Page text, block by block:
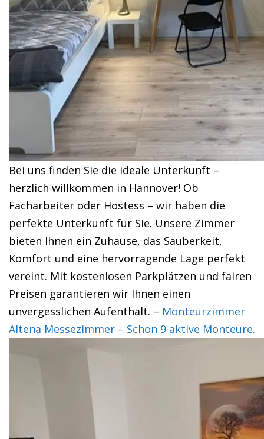
Bei uns finden Sie die ideale Unterkunft –
herzlich willkommen in Hannover! Ob
Facharbeiter oder Hostess – wir haben die
perfekte Unterkunft für Sie. Unsere Zimmer
bieten Ihnen ein Zuhause, das Sauberkeit,
Komfort und eine hervorragende Lage perfekt
vereint. Mit kostenlosen Parkplätzen und fairen
Preisen garantieren wir Ihnen einen
unvergesslichen Aufenthalt. – Monteurzimmer
Altena Messezimmer – Schon 9 aktive Monteure.